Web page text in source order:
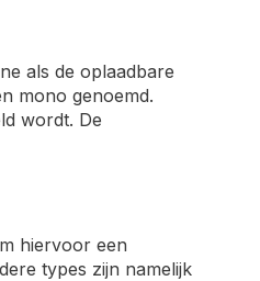
als de oplaadbare
mono genoemd.
wordt. De
hiervoor een
types zijn namelijk